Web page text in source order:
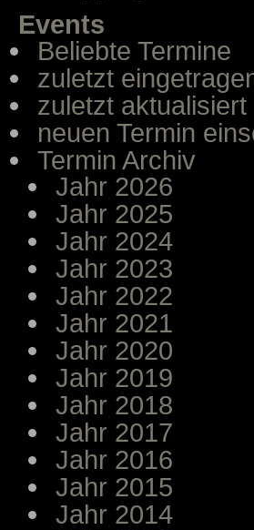
Events
Beliebte Termine
zuletzt
zuletzt aktualisiert
neuen Termin
Termin Archiv
Jahr 2026
Jahr 2025
Jahr 2024
Jahr 2023
Jahr 2022
Jahr 2021
Jahr 2020
Jahr 2019
Jahr 2018
Jahr 2017
Jahr 2016
Jahr 2015
Jahr 2014